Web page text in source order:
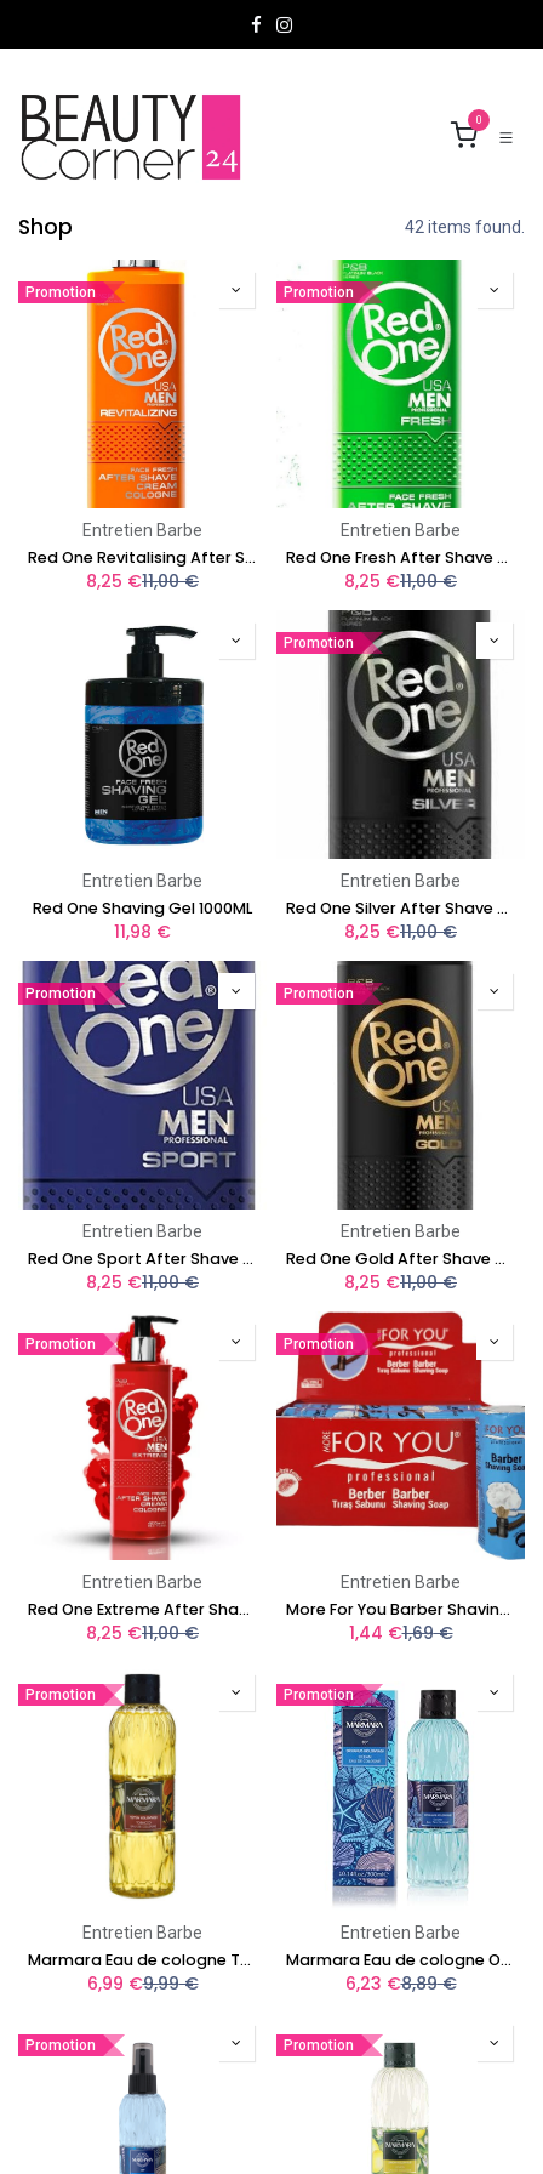
0
Shop 42 items found.
Promotion
Entretien Barbe
Red One Revitalising After Shave Cream Cologne 400 ml
8,25 €11,00€
Promotion
Entretien Barbe
Red One Fresh After Shave Cream Cologne 400 ml
8,25 €11,00€
Entretien Barbe
Red One Shaving Gel 1000ML
11,98 €
Promotion
Entretien Barbe
Red One Silver After Shave Cream Cologne 400 ml
8,25 €11,00€
Promotion
Entretien Barbe
Red One Sport After Shave Cream Cologne 400 ml
8,25 €11,00€
Promotion
Entretien Barbe
Red One Gold After Shave Cream Cologne 400 ml
8,25 €11,00€
Promotion
Entretien Barbe
Red One Extreme After Shave Cream Cologne 400 ml
8,25 €11,00€
Promotion
Entretien Barbe
More For You Barber Shaving Soap
1,44 €1,69€
Promotion
Entretien Barbe
Marmara Eau de cologne Tobacco 400ml
6,99 €9,99€
Promotion
Entretien Barbe
Marmara Eau de cologne Ocean 300ml
6,23 €8,89€
Promotion Promotion